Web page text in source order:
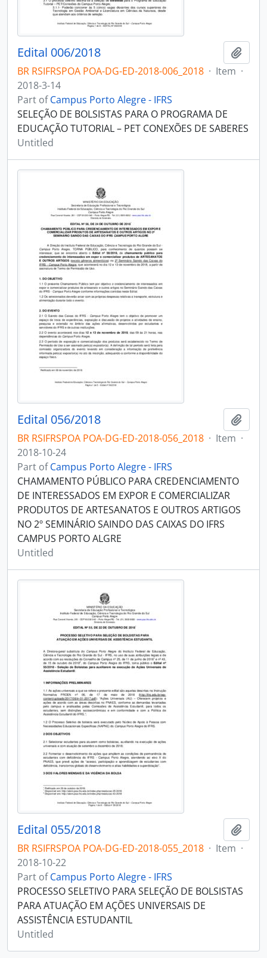
Edital 006/2018
BR RSIFRSPOA POA-DG-ED-2018-006_2018 · Item ·
2018-3-14
Part ofCampus Porto Alegre - IFRS
SELEÇÃO DE BOLSISTAS PARA O PROGRAMA DE
EDUCAÇÃO TUTORIAL – PET CONEXÕES DE SABERES
Untitled
Edital 056/2018
BR RSIFRSPOA POA-DG-ED-2018-056_2018 · Item ·
2018-10-24
Part ofCampus Porto Alegre - IFRS
CHAMAMENTO PÚBLICO PARA CREDENCIAMENTO
DE INTERESSADOS EM EXPOR E COMERCIALIZAR
PRODUTOS DE ARTESANATOS E OUTROS ARTIGOS
NO 2º SEMINÁRIO SAINDO DAS CAIXAS DO IFRS
CAMPUS PORTO ALGRE
Untitled
Edital 055/2018
BR RSIFRSPOA POA-DG-ED-2018-055_2018 · Item ·
2018-10-22
Part ofCampus Porto Alegre - IFRS
PROCESSO SELETIVO PARA SELEÇÃO DE BOLSISTAS
PARA ATUAÇÃO EM AÇÕES UNIVERSAIS DE
ASSISTÊNCIA ESTUDANTIL
Untitled